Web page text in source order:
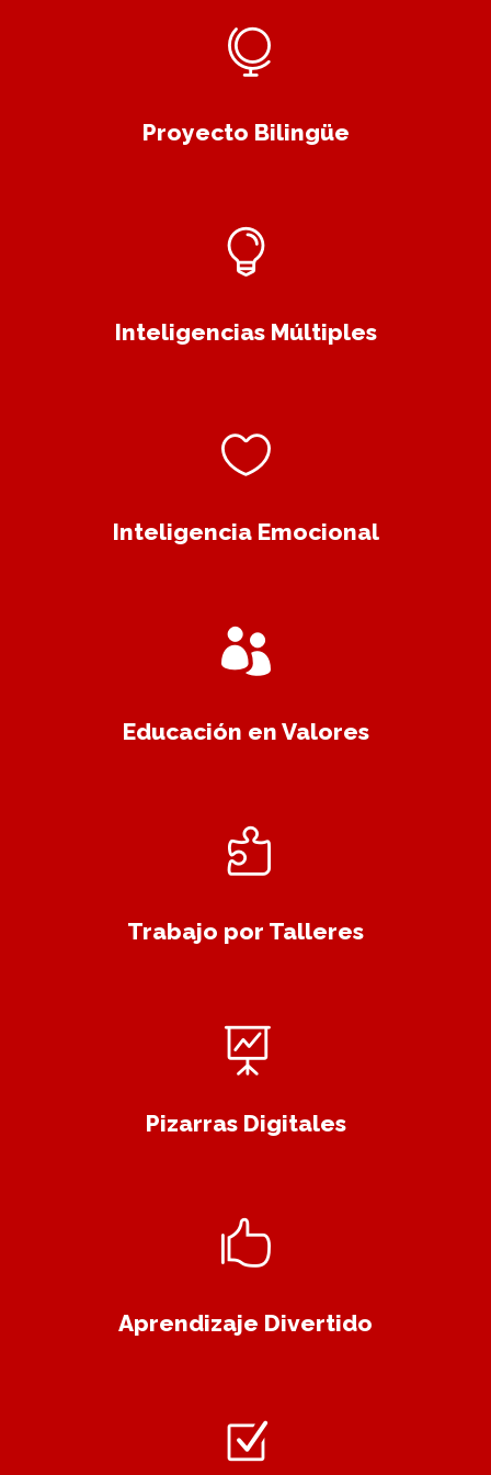
Proyecto Bilingüe
Inteligencias Múltiples
Inteligencia Emocional
Educación en Valores
Trabajo por Talleres
Pizarras Digitales
Aprendizaje Divertido